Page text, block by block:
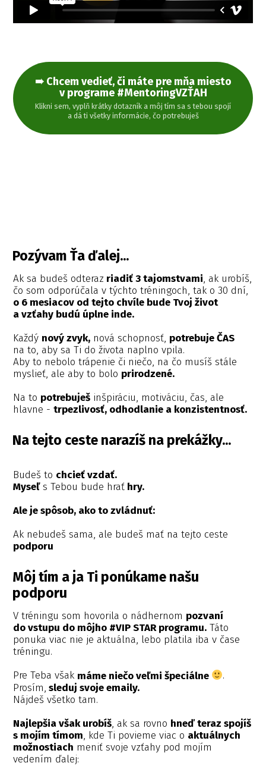
➠ Chcem vedieť, či máte pre mňa miesto
v programe #MentoringVZŤAH
Klikni sem, vyplň krátky dotazník a môj tím sa s tebou spojí
a dá ti všetky informácie, čo potrebuješ
Pozývam Ťa ďalej...
Ak sa budeš odteraz riadiť 3 tajomstvami, ak urobíš,
čo som odporúčala v týchto tréningoch, tak o 30 dní,
o 6 mesiacov od tejto chvíle bude Tvoj život
a vzťahy budú úplne inde.
Každý nový zvyk,nová schopnosť, potrebuje ČAS
na to, aby sa Ti do života naplno vpila.
Aby to nebolo trápenie či niečo, na čo musíš stále
myslieť, ale aby to bolo prirodzené.
Na to potrebuješinšpiráciu, motiváciu, čas, ale
hlavne - trpezlivosť, odhodlanie a konzistentnosť.
Na tejto ceste narazíš na prekážky...
Budeš to chcieť vzdať.
Myseľs Tebou bude hraťhry.
Ale je spôsob, ako to zvládnuť:
Ak nebudeš sama, ale budeš mať na tejto ceste
podporu
Môj tím a ja Ti ponúkame našu
podporu
V tréningu som hovorila o nádhernom pozvaní
do vstupu do môjho #VIP STAR programu.Táto
ponuka viac nie je aktuálna, lebo platila iba v čase
tréningu.
Pre Teba však máme niečo veľmi špeciálne
.
Prosím, sleduj svoje emaily.
Nájdeš všetko tam.
Najlepšia však urobíš, ak sa rovno hneď teraz spojíš
s mojím tímom, kde Ti povieme viac o aktuálnych
možnostiach meniť svoje vzťahy pod mojím
vedením ďalej: